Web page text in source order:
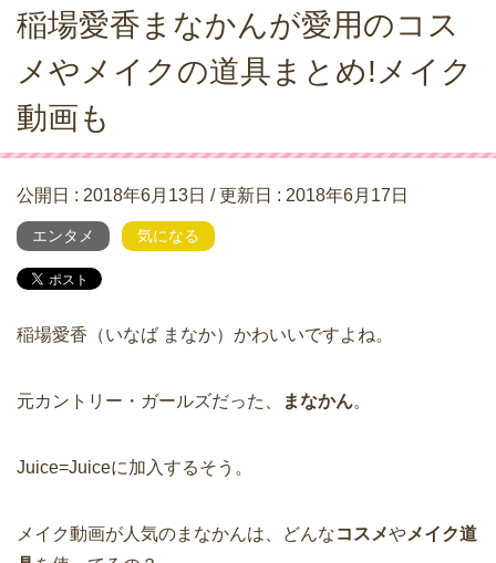
稲場愛香まなかんが愛用のコス
メやメイクの道具まとめ!メイク
動画も
公開日 : 2018年6月13日 / 更新日 : 2018年6月17日
エンタメ 気になる
稲場愛香（いなば まなか）かわいいですよね。
元カントリー・ガールズだった、 まなかん。
Juice=Juiceに加入するそう。
メイク動画が人気のまなかんは、どんなコスメやメイク道